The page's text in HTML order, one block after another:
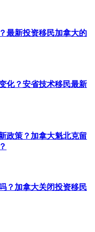
最新投资移民加拿大的
化？安省技术移民最新
政策？加拿大魁北克留
？加拿大关闭投资移民